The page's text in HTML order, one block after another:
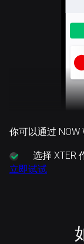
你可以通过 NOW
选择 XTER
立即试试